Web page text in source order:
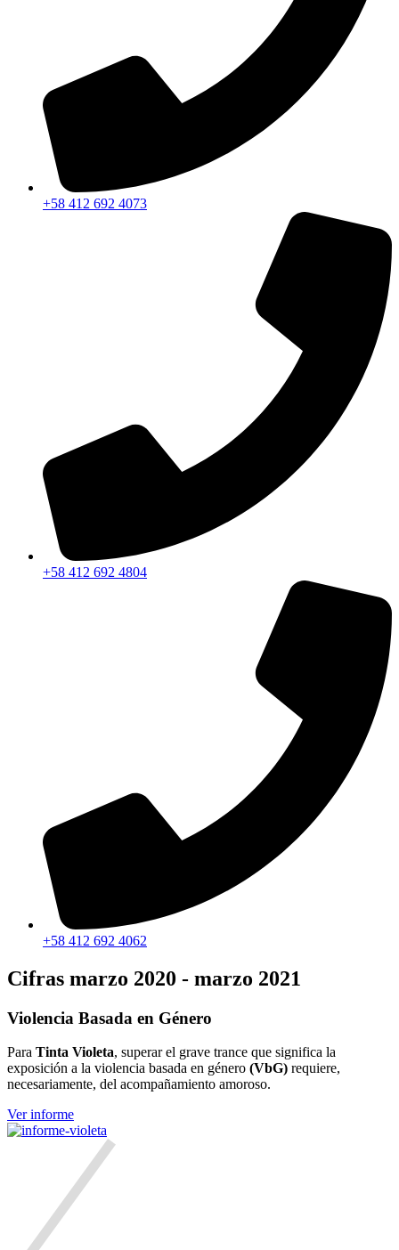
+58 412 692 4073
+58 412 692 4804
+58 412 692 4062
Cifras marzo 2020 - marzo 2021
Violencia Basada en Género
Para Tinta Violeta, superar el grave trance que significa la
exposición a la violencia basada en género (VbG) requiere,
necesariamente, del acompañamiento amoroso.
Ver informe